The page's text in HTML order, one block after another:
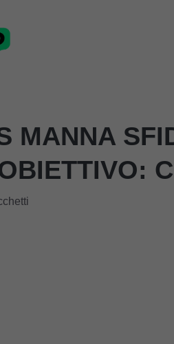
MANNA